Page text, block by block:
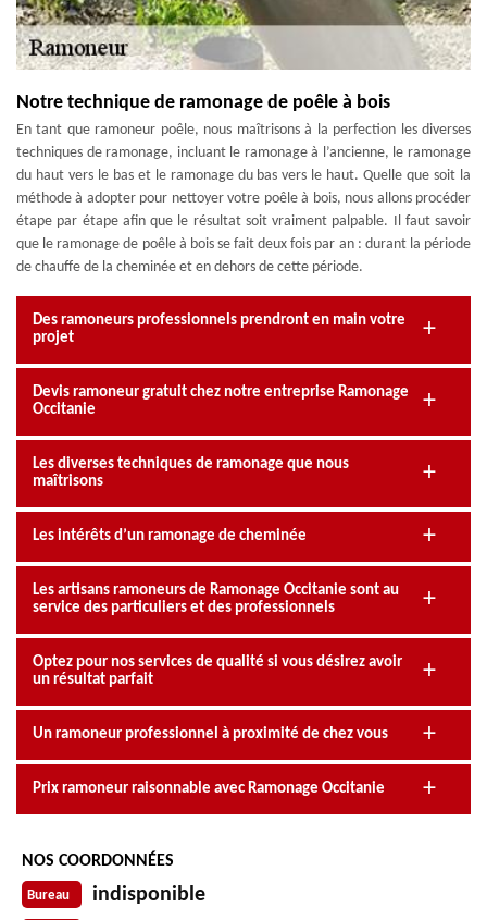
Notre technique de ramonage de poêle à bois
En tant que ramoneur poêle, nous maîtrisons à la perfection les diverses
techniques de ramonage, incluant le ramonage à l’ancienne, le ramonage
du haut vers le bas et le ramonage du bas vers le haut. Quelle que soit la
méthode à adopter pour nettoyer votre poêle à bois, nous allons procéder
étape par étape afin que le résultat soit vraiment palpable. Il faut savoir
que le ramonage de poêle à bois se fait deux fois par an : durant la période
de chauffe de la cheminée et en dehors de cette période.
Des ramoneurs professionnels prendront en main votre
projet
Devis ramoneur gratuit chez notre entreprise Ramonage
Occitanie
Les diverses techniques de ramonage que nous
maîtrisons
Les intérêts d’un ramonage de cheminée
Les artisans ramoneurs de Ramonage Occitanie sont au
service des particuliers et des professionnels
Optez pour nos services de qualité si vous désirez avoir
un résultat parfait
Un ramoneur professionnel à proximité de chez vous
Prix ramoneur raisonnable avec Ramonage Occitanie
NOS COORDONNÉES
Bureau indisponible